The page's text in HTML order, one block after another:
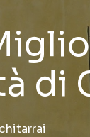
di
chitarrai